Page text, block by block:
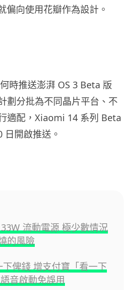
向使用花瓣作為設計。
時推送澎湃 OS 3 Beta 版
劃分批為不同晶片平台、不
適配，Xiaomi 14 系列 Beta
日開啟推送。
流動電源 極少數情況
的風險
俾錢 增支付寶「看一下
音啟動免誤用